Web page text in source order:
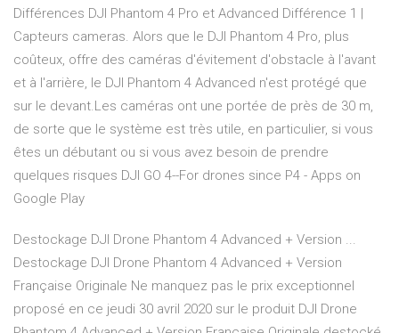
Différences DJI Phantom 4 Pro et Advanced Différence 1 |
Capteurs cameras. Alors que le DJI Phantom 4 Pro, plus
coûteux, offre des caméras d'évitement d'obstacle à l'avant
et à l'arrière, le DJI Phantom 4 Advanced n'est protégé que
sur le devant.Les caméras ont une portée de près de 30 m,
de sorte que le système est très utile, en particulier, si vous
êtes un débutant ou si vous avez besoin de prendre
quelques risques DJI GO 4--For drones since P4 - Apps on
Google Play
Destockage DJI Drone Phantom 4 Advanced + Version ...
Destockage DJI Drone Phantom 4 Advanced + Version
Française Originale Ne manquez pas le prix exceptionnel
proposé en ce jeudi 30 avril 2020 sur le produit DJI Drone